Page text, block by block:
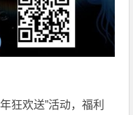
狂欢送”活动，福利